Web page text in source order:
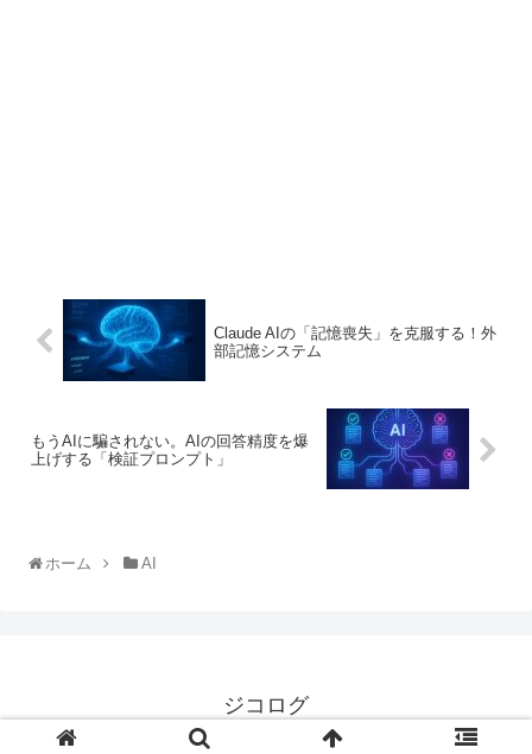
Claude AIの「記憶喪失」を克服する！外
部記憶システム
もうAIに騙されない。AIの回答精度を爆
上げする「検証プロンプト」
ホーム AI
ジコログ
プライバシーポリシー